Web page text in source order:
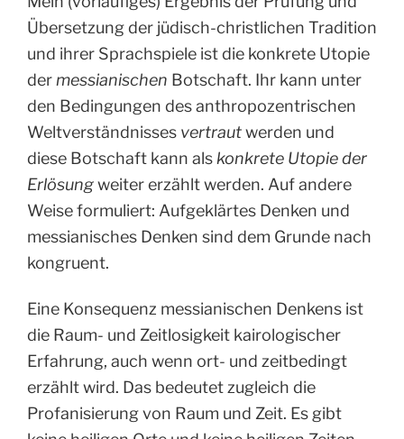
Übersetzung der jüdisch-christlichen Tradition
und ihrer Sprachspiele ist die konkrete Utopie
der messianischen Botschaft. Ihr kann unter
den Bedingungen des anthropozentrischen
Weltverständnisses vertrautwerden und
diese Botschaft kann als konkrete Utopie der
Erlösungweiter erzählt werden. Auf andere
Weise formuliert: Aufgeklärtes Denken und
messianisches Denken sind dem Grunde nach
kongruent.
Eine Konsequenz messianischen Denkens ist
die Raum- und Zeitlosigkeit kairologischer
Erfahrung, auch wenn ort- und zeitbedingt
erzählt wird. Das bedeutet zugleich die
Profanisierung von Raum und Zeit. Es gibt